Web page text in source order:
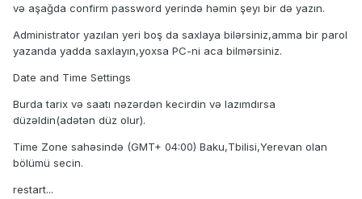
və aşağda confirm password yerində həmin şeyı bir də yazın.
Administrator yazılan yeri boş da saxlaya bilərsiniz,amma bir parol
yazanda yadda saxlayın,yoxsa PC-ni aca bilmərsiniz.
Date and Time Settings
Burda tarix və saatı nəzərdən kecirdin və lazımdırsa
düzəldin(adətən düz olur).
Time Zone sahəsində (GMT+ 04:00) Baku,Tbilisi,Yerevan olan
bölümü secin.
restart...